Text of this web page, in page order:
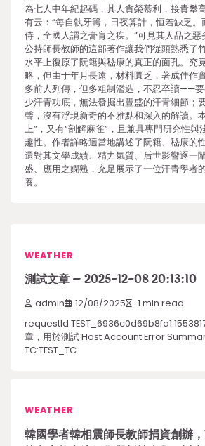
為七人中年紀起碼，其人貪榮慕利，接貴攀
有云：“每自執牙籌，日夜算計，恒若缺乏
侍，全國人謂之膏肓之疾。”可見其人品之
公持師長教師的這部著作讓我們從頭熟悉了
水平上復原了阮籍與嵇康的真正的面孔。究
略，但由于年月長遠，材料匱乏，著成佳作
多前人列傳，但多粗制濫造，不忍卒讀——
少汗青功底，無法發掘出豐盛的汗青細節；
聲，沒有浮現新奇的不雅點和深入的解讀。
上”，又有“剖解麻雀”，且兼具專門研究性與
趣性。作者詳略適當地講述了阮籍、嵇康的
還對其文學成績、精力氣質、后世影響逐一
盛、應用之嫻熟，充足展示了一位汗青學者
養。
WEATHER
測試文章 – 2025-12-08 20:13:10
admin 12/08/2025 1 min read
章，用於測試 Host Account Error
TC:TEST_TC
WEATHER
韓國學者韓相震師長教師捐資創辦